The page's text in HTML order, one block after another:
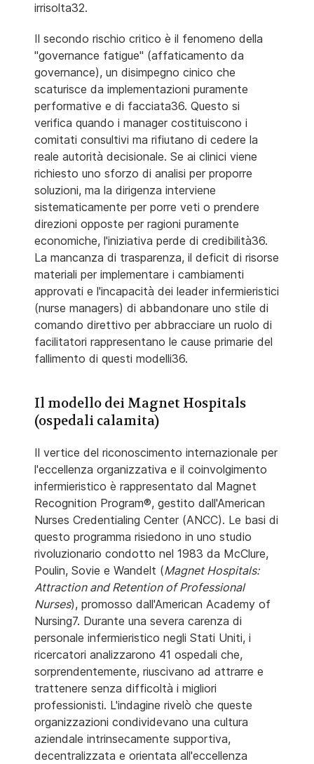
irrisolta32.
Il secondo rischio critico è il fenomeno della
"governance fatigue" (affaticamento da
governance), un disimpegno cinico che
scaturisce da implementazioni puramente
performative e di facciata36. Questo si
verifica quando i manager costituiscono i
comitati consultivi ma rifiutano di cedere la
reale autorità decisionale. Se ai clinici viene
richiesto uno sforzo di analisi per proporre
soluzioni, ma la dirigenza interviene
sistematicamente per porre veti o prendere
direzioni opposte per ragioni puramente
economiche, l'iniziativa perde di credibilità36.
La mancanza di trasparenza, il deficit di risorse
materiali per implementare i cambiamenti
approvati e l'incapacità dei leader infermieristici
(nurse managers) di abbandonare uno stile di
comando direttivo per abbracciare un ruolo di
facilitatori rappresentano le cause primarie del
fallimento di questi modelli36.
Il modello dei Magnet Hospitals
(ospedali calamita)
Il vertice del riconoscimento internazionale per
l'eccellenza organizzativa e il coinvolgimento
infermieristico è rappresentato dal Magnet
Recognition Program®, gestito dall'American
Nurses Credentialing Center (ANCC). Le basi di
questo programma risiedono in uno studio
rivoluzionario condotto nel 1983 da McClure,
Poulin, Sovie e Wandelt (Magnet Hospitals:
Attraction and Retention of Professional
Nurses), promosso dall'American Academy of
Nursing7. Durante una severa carenza di
personale infermieristico negli Stati Uniti, i
ricercatori analizzarono 41 ospedali che,
sorprendentemente, riuscivano ad attrarre e
trattenere senza difficoltà i migliori
professionisti. L'indagine rivelò che queste
organizzazioni condividevano una cultura
aziendale intrinsecamente supportiva,
decentralizzata e orientata all'eccellenza